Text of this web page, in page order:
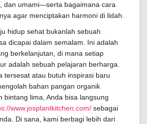
dan umami—serta bagaimana cara
agar menciptakan harmoni di lidah.
hidup sehat bukanlah sebuah
dicapai dalam semalam. Ini adalah
berkelanjutan, di mana setiap
adalah sebuah pelajaran berharga.
tersesat atau butuh inspirasi baru
bahan pangan organik
bintang lima, Anda bisa langsung
www.josplantkitchen.com/ sebagai
Di sana, kami berbagi lebih dari